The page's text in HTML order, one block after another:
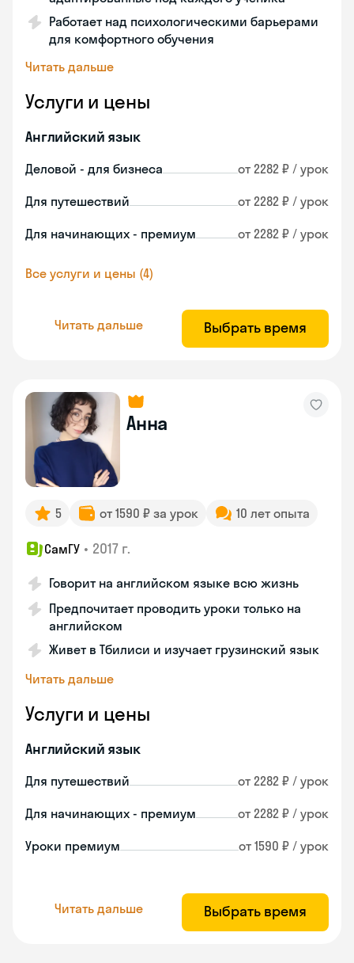
Работает над психологическими барьерами
для комфортного обучения
Читать дальше
Услуги и цены
Английский язык
Деловой - для бизнеса от 2282 ₽ / урок
Для путешествий от 2282 ₽ / урок
Для начинающих - премиум от 2282 ₽ / урок
Все услуги и цены (4)
Читать дальше Выбрать время
Анна
5 от 1590 ₽ за урок 10 лет опыта
СамГУ • 2017 г.
Говорит на английском языке всю жизнь
Предпочитает проводить уроки только на
английском
Живет в Тбилиси и изучает грузинский язык
Читать дальше
Услуги и цены
Английский язык
Для путешествий от 2282 ₽ / урок
Для начинающих - премиум от 2282 ₽ / урок
Уроки премиум от 1590 ₽ / урок
Читать дальше Выбрать время